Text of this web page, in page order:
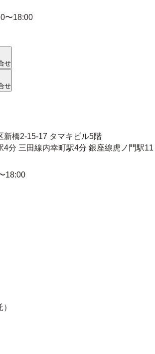
〜18:00
せ
せ
新橋2-15-17 タマキビル5階
4分 三田線内幸町駅4分 銀座線虎ノ門駅11
18:00